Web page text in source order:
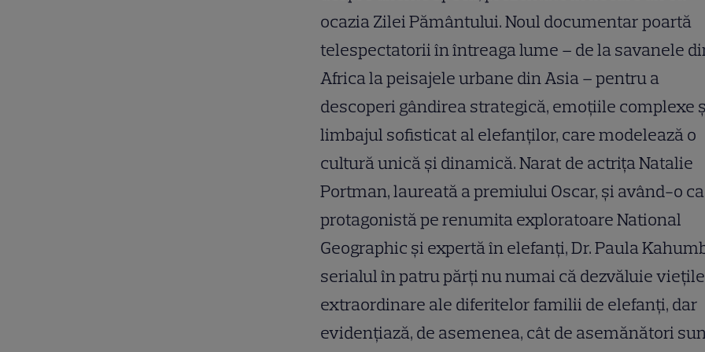
ocazia Zilei Pământului. Noul documentar poartă
telespectatorii în întreaga lume – de la savanele
Africa la peisajele urbane din Asia – pentru a
descoperi gândirea strategică, emoțiile complexe
limbajul sofisticat al elefanților, care modelează o
cultură unică și dinamică. Narat de actrița Natalie
Portman, laureată a premiului Oscar, și având-o ca
protagonistă pe renumita exploratoare National
Geographic și expertă în elefanți, Dr. Paula
serialul în patru părți nu numai că dezvăluie viețile
extraordinare ale diferitelor familii de elefanți, dar
evidențiază, de asemenea, cât de asemănători